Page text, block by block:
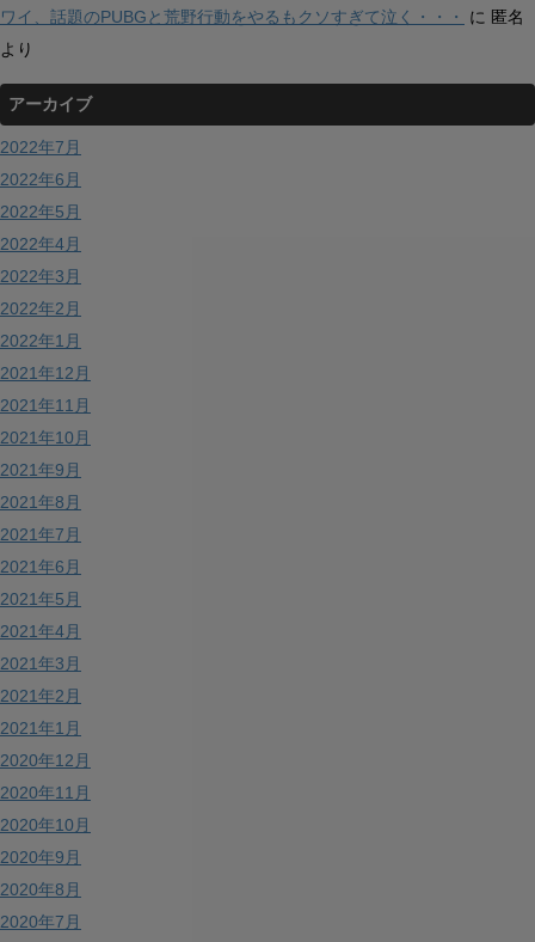
ワイ、話題のPUBGと荒野行動をやるもクソすぎて泣く・・・
に 匿名
より
アーカイブ
2022年7月
2022年6月
2022年5月
2022年4月
2022年3月
2022年2月
2022年1月
2021年12月
2021年11月
2021年10月
2021年9月
2021年8月
2021年7月
2021年6月
2021年5月
2021年4月
2021年3月
2021年2月
2021年1月
2020年12月
2020年11月
2020年10月
2020年9月
2020年8月
2020年7月